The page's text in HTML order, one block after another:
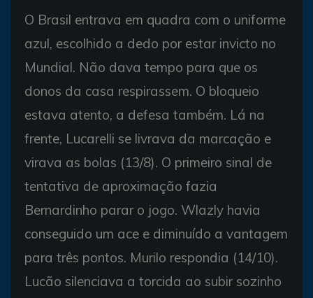
O Brasil entrava em quadra com o uniforme
azul, escolhido a dedo por estar invicto no
Mundial. Não dava tempo para que os
donos da casa respirassem. O bloqueio
estava atento, a defesa também. Lá na
frente, Lucarelli se livrava da marcação e
virava as bolas (13/8). O primeiro sinal de
tentativa de aproximação fazia
Bernardinho parar o jogo. Wlazly havia
conseguido um ace e diminuído a vantagem
para três pontos. Murilo respondia (14/10).
Lucão silenciava a torcida ao subir sozinho